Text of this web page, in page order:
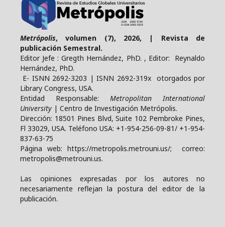
Metrópolis, volumen (7), 2026, | Revista de
publicación Semestral.
Editor Jefe : Gregth Hernández, PhD. , Editor: Reynaldo
Hernández, PhD.
E- ISNN 2692-3203 | ISNN 2692-319x otorgados por
Library Congress, USA.
Entidad Responsable: Metropolitan International
University | Centro de Investigación Metrópolis.
Dirección: 18501 Pines Blvd, Suite 102 Pembroke Pines,
Fl 33029, USA. Teléfono USA: +1-954-256-09-81/ +1-954-
837-63-75
Página web: https://metropolis.metrouni.us/; correo:
metropolis@metrouni.us.
Las opiniones expresadas por los autores no
necesariamente reflejan la postura del editor de la
publicación.